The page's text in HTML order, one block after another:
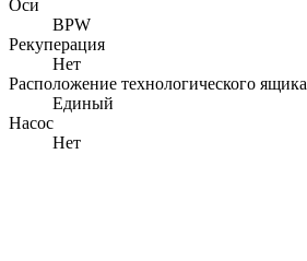
Оси
BPW
Рекуперация
Нет
Расположение технологического ящика
Единый
Насос
Нет